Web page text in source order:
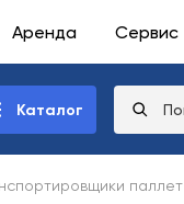
Аренда Сервис
Каталог
паллет